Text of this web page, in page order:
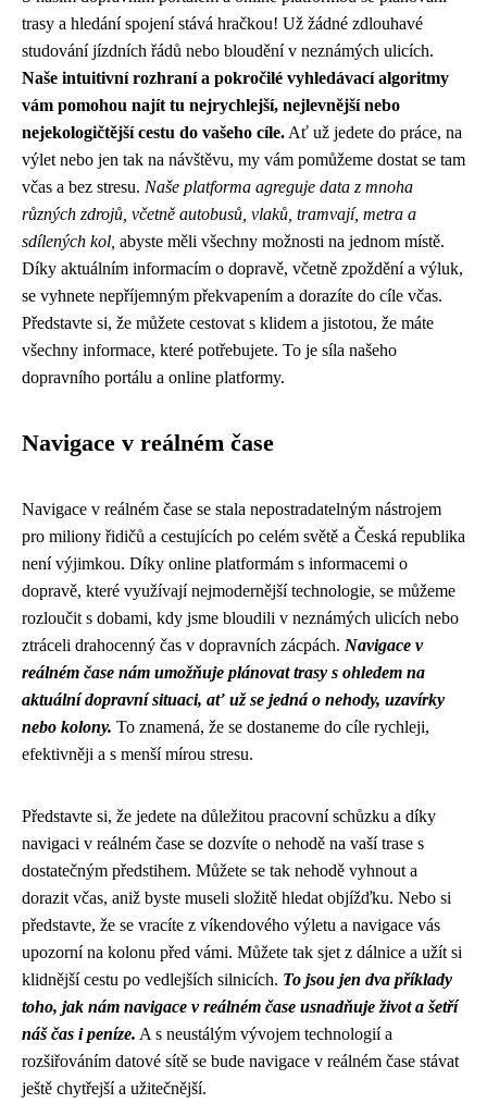
trasy a hledání spojení stává hračkou! Už žádné zdlouhavé
studování jízdních řádů nebo bloudění v neznámých ulicích.
Naše intuitivní rozhraní a pokročilé vyhledávací algoritmy
vám pomohou najít tu nejrychlejší, nejlevnější nebo
nejekologičtější cestu do vašeho cíle. Ať už jedete do práce, na
výlet nebo jen tak na návštěvu, my vám pomůžeme dostat se tam
včas a bez stresu. Naše platforma agreguje data z mnoha
různých zdrojů, včetně autobusů, vlaků, tramvají, metra a
sdílených kol, abyste měli všechny možnosti na jednom místě.
Díky aktuálním informacím o dopravě, včetně zpoždění a výluk,
se vyhnete nepříjemným překvapením a dorazíte do cíle včas.
Představte si, že můžete cestovat s klidem a jistotou, že máte
všechny informace, které potřebujete. To je síla našeho
dopravního portálu a online platformy.
Navigace v reálném čase
Navigace v reálném čase se stala nepostradatelným nástrojem
pro miliony řidičů a cestujících po celém světě a Česká republika
není výjimkou. Díky online platformám s informacemi o
dopravě, které využívají nejmodernější technologie, se můžeme
rozloučit s dobami, kdy jsme bloudili v neznámých ulicích nebo
ztráceli drahocenný čas v dopravních zácpách. Navigace v
reálném čase nám umožňuje plánovat trasy s ohledem na
aktuální dopravní situaci, ať už se jedná o nehody, uzavírky
nebo kolony. To znamená, že se dostaneme do cíle rychleji,
efektivněji a s menší mírou stresu.
Představte si, že jedete na důležitou pracovní schůzku a díky
navigaci v reálném čase se dozvíte o nehodě na vaší trase s
dostatečným předstihem. Můžete se tak nehodě vyhnout a
dorazit včas, aniž byste museli složitě hledat objížďku. Nebo si
představte, že se vracíte z víkendového výletu a navigace vás
upozorní na kolonu před vámi. Můžete tak sjet z dálnice a užít si
klidnější cestu po vedlejších silnicích. To jsou jen dva příklady
toho, jak nám navigace v reálném čase usnadňuje život a šetří
náš čas i peníze. A s neustálým vývojem technologií a
rozšiřováním datové sítě se bude navigace v reálném čase stávat
ještě chytřejší a užitečnější.